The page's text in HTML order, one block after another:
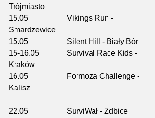
Trójmiasto
15.05		Vikings Run -
Smardzewice
15.05		Silent Hill - Biały Bór
15-16.05		Survival Race Kids -
Kraków
16.05 		Formoza Challenge -
Kalisz
22.05		SurviWał - Zdbice